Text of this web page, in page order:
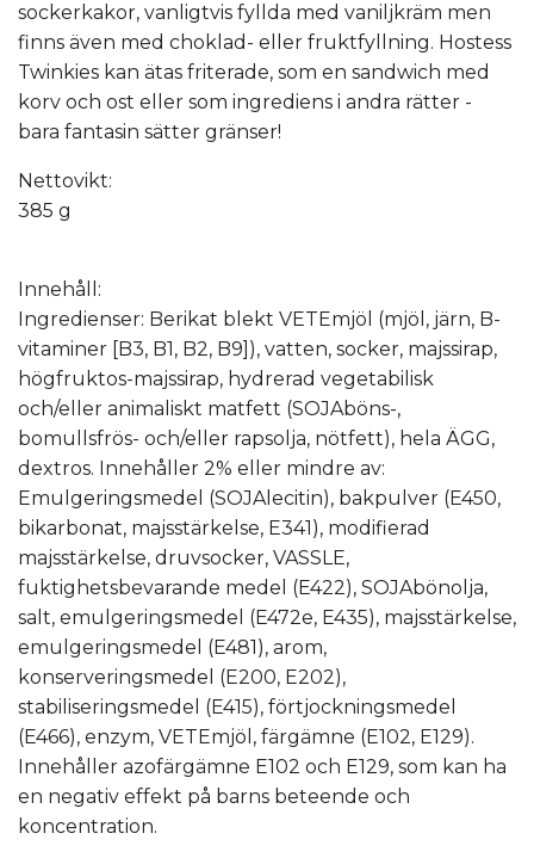
sockerkakor, vanligtvis fyllda med vaniljkräm men
finns även med choklad- eller fruktfyllning. Hostess
Twinkies kan ätas friterade, som en sandwich med
korv och ost eller som ingrediens i andra rätter -
bara fantasin sätter gränser!
Nettovikt:
385 g
Innehåll:
Ingredienser: Berikat blekt VETEmjöl (mjöl, järn, B-
vitaminer [B3, B1, B2, B9]), vatten, socker, majssirap,
högfruktos-majssirap, hydrerad vegetabilisk
och/eller animaliskt matfett (SOJAböns-,
bomullsfrös- och/eller rapsolja, nötfett), hela ÄGG,
dextros. Innehåller 2% eller mindre av:
Emulgeringsmedel (SOJAlecitin), bakpulver (E450,
bikarbonat, majsstärkelse, E341), modifierad
majsstärkelse, druvsocker, VASSLE,
fuktighetsbevarande medel (E422), SOJAbönolja,
salt, emulgeringsmedel (E472e, E435), majsstärkelse,
emulgeringsmedel (E481), arom,
konserveringsmedel (E200, E202),
stabiliseringsmedel (E415), förtjockningsmedel
(E466), enzym, VETEmjöl, färgämne (E102, E129).
Innehåller azofärgämne E102 och E129, som kan ha
en negativ effekt på barns beteende och
koncentration.